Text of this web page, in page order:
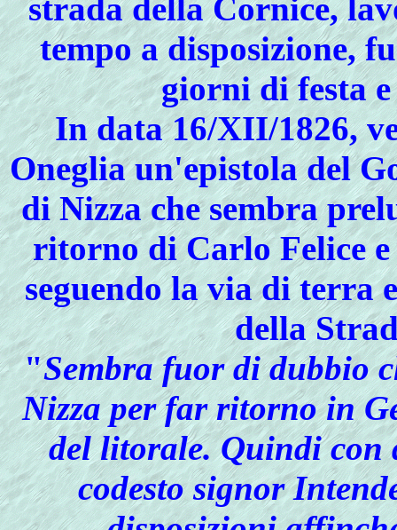
strada della Cornice,
tempo a disposizione,
giorni di festa e
In data 16/XII/1826,
Oneglia un'epistola del
di Nizza che sembra
ritorno di Carlo Felice
seguendo la via di terra
della
"Sembra fuor di dubbio
Nizza per far ritorno in
del litorale. Quindi con
codesto signor